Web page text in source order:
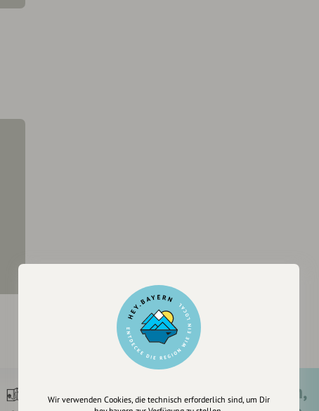
Registriere dich,
Wir verwenden Cookies, die technisch erforderlich sind, um Dir